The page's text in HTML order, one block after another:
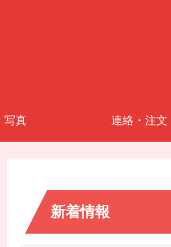
写真 連絡・注文
新着情報